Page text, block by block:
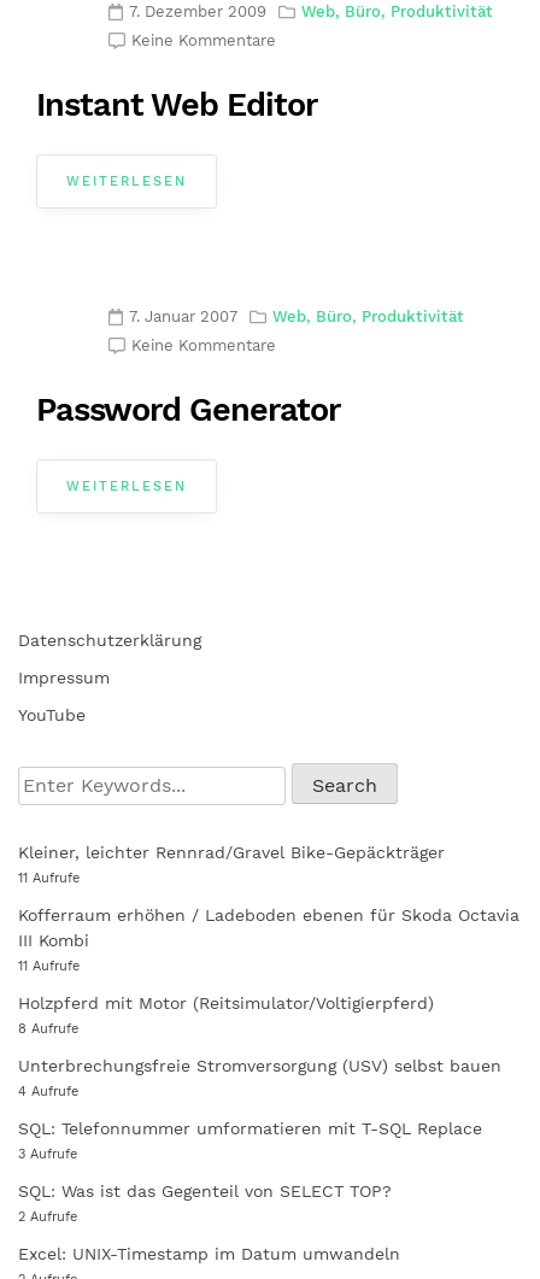
7. Dezember 2009
Web, Büro, Produktivität
Keine Kommentare
Instant Web Editor
WEITERLESEN
7. Januar 2007
Web, Büro, Produktivität
Keine Kommentare
Password Generator
WEITERLESEN
Datenschutzerklärung
Impressum
YouTube
Kleiner, leichter Rennrad/Gravel Bike-Gepäckträger
11 Aufrufe
Kofferraum erhöhen / Ladeboden ebenen für Skoda Octavia
III Kombi
11 Aufrufe
Holzpferd mit Motor (Reitsimulator/Voltigierpferd)
8 Aufrufe
Unterbrechungsfreie Stromversorgung (USV) selbst bauen
4 Aufrufe
SQL: Telefonnummer umformatieren mit T-SQL Replace
3 Aufrufe
SQL: Was ist das Gegenteil von SELECT TOP?
2 Aufrufe
Excel: UNIX-Timestamp im Datum umwandeln